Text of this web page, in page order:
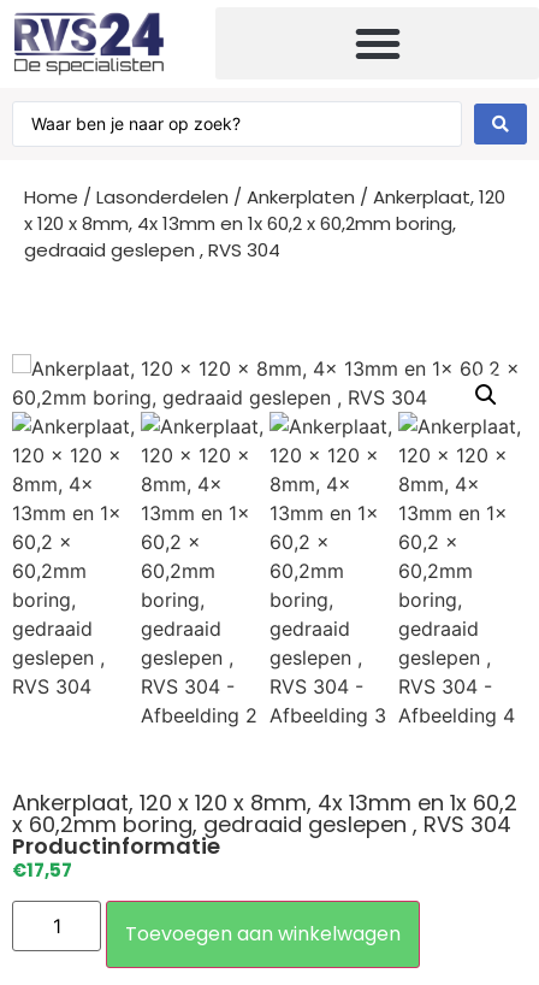
Home /Lasonderdelen /Ankerplaten / Ankerplaat, 120
x 120 x 8mm, 4x 13mm en 1x 60,2 x 60,2mm boring,
gedraaid geslepen , RVS 304
Ankerplaat, 120 x 120 x 8mm, 4x 13mm en 1x 60,2
x 60,2mm boring, gedraaid geslepen , RVS 304
Productinformatie
€17,57
Toevoegen aan winkelwagen